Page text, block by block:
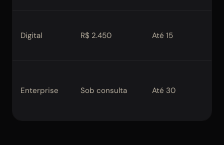
Digital R$ 2.450 Até 15
Enterprise Sob consulta Até 30